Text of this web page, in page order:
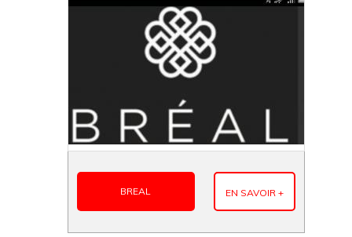
BREAL EN SAVOIR +